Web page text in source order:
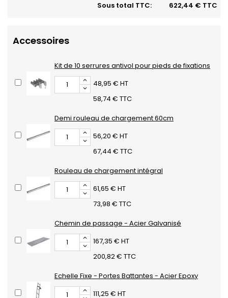
Sous total TTC:
622,44 € TTC
Accessoires
Kit de 10 serrures antivol pour pieds de fixations
48,95 € HT
58,74 € TTC
Demi rouleau de chargement 60cm
56,20 € HT
67,44 € TTC
Rouleau de chargement intégral
61,65 € HT
73,98 € TTC
Chemin de passage - Acier Galvanisé
167,35 € HT
200,82 € TTC
Echelle Fixe - Portes Battantes - Acier Epoxy
111,25 € HT